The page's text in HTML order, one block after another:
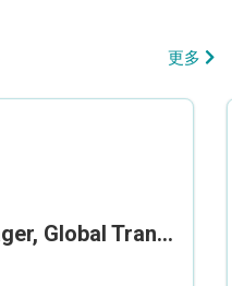
更多
Product Sales Manager, Global Transaction Service (GTS)